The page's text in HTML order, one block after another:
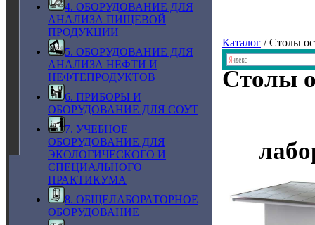
4. ОБОРУДОВАНИЕ ДЛЯ
АНАЛИЗА ПИЩЕВОЙ
ПРОДУКЦИИ
5. ОБОРУДОВАНИЕ ДЛЯ
АНАЛИЗА НЕФТИ И
НЕФТЕПРОДУКТОВ
6. ПРИБОРЫ И
ОБОРУДОВАНИЕ ДЛЯ СОУТ
7. УЧЕБНОЕ
ОБОРУДОВАНИЕ ДЛЯ
ЭКОЛОГИЧЕСКОГО И
СПЕЦИАЛЬНОГО
ПРАКТИКУМА
8. ОБЩЕЛАБОРАТОРНОЕ
ОБОРУДОВАНИЕ
Каталог / Столы
Столы